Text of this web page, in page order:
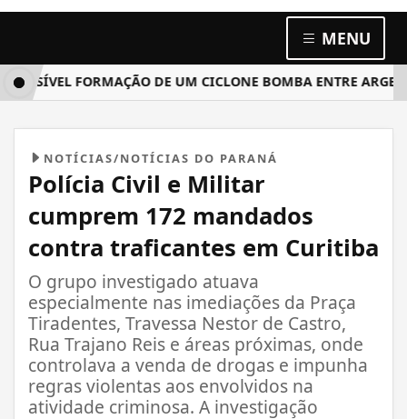
MENU
FORMAÇÃO DE UM CICLONE BOMBA ENTRE
NOTÍCIAS/NOTÍCIAS DO PARANÁ
Polícia Civil e Militar
cumprem 172 mandados
contra traficantes em Curitiba
O grupo investigado atuava
especialmente nas imediações da Praça
Tiradentes, Travessa Nestor de Castro,
Rua Trajano Reis e áreas próximas, onde
controlava a venda de drogas e impunha
regras violentas aos envolvidos na
atividade criminosa. A investigação